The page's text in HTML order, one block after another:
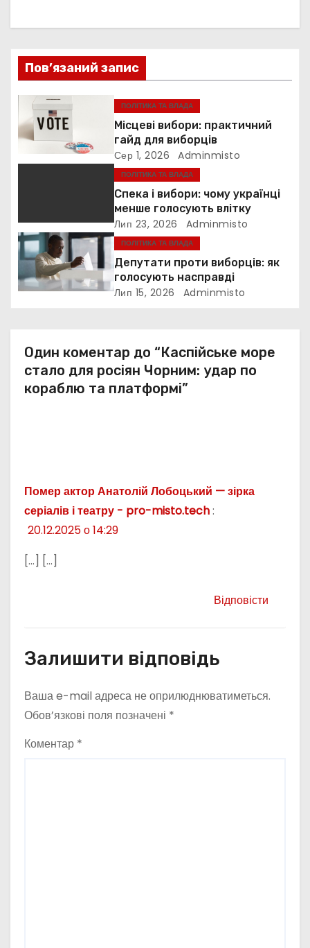
ц
я
з
с
і
в
Пов’язаний запис
ПОЛІТИКА ТА ВЛАДА
Місцеві вибори: практичний
гайд для виборців
Сер 1, 2026 Adminmisto
ПОЛІТИКА ТА ВЛАДА
Спека і вибори: чому українці
менше голосують влітку
Лип 23, 2026 Adminmisto
ПОЛІТИКА ТА ВЛАДА
Депутати проти виборців: як
голосують насправді
Лип 15, 2026 Adminmisto
Один коментар до “Каспійське море
стало для росіян Чорним: удар по
кораблю та платформі”
Помер актор Анатолій Лобоцький — зірка
серіалів і театру - pro-misto.tech:
20.12.2025 о 14:29
[…] […]
Відповісти
Залишити відповідь
Ваша e-mail адреса не оприлюднюватиметься.
Обов’язкові поля позначені *
Коментар *